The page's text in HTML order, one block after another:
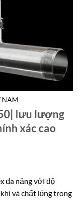
NAM
lưu lượng
xác cao
đa năng với độ
và chất lỏng trong